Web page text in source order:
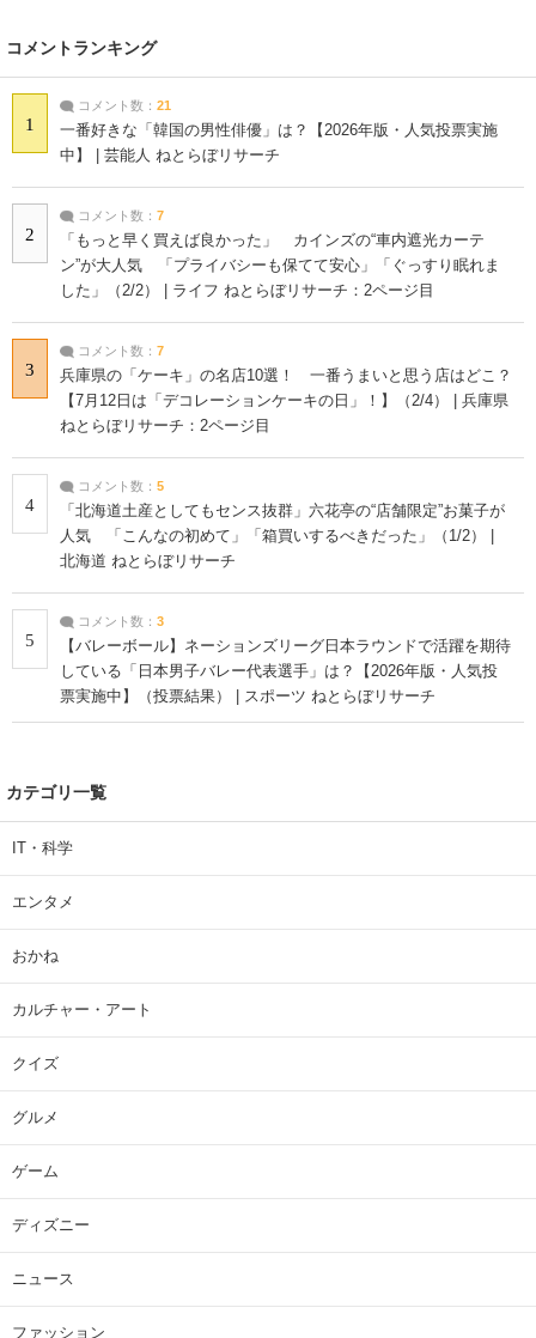
コメントランキング
1
コメント数： 21
一番好きな「韓国の男性俳優」は？【2026年版・人気投票実施
中】 | 芸能人 ねとらぼリサーチ
2
コメント数： 7
「もっと早く買えば良かった」 カインズの“車内遮光カーテ
ン”が大人気 「プライバシーも保てて安心」「ぐっすり眠れま
した」（2/2） | ライフ ねとらぼリサーチ：2ページ目
3
コメント数： 7
兵庫県の「ケーキ」の名店10選！ 一番うまいと思う店はどこ？
【7月12日は「デコレーションケーキの日」！】（2/4） | 兵庫県
ねとらぼリサーチ：2ページ目
4
コメント数： 5
「北海道土産としてもセンス抜群」六花亭の“店舗限定”お菓子が
人気 「こんなの初めて」「箱買いするべきだった」（1/2） |
北海道 ねとらぼリサーチ
5
コメント数： 3
【バレーボール】ネーションズリーグ日本ラウンドで活躍を期待
している「日本男子バレー代表選手」は？【2026年版・人気投
票実施中】（投票結果） | スポーツ ねとらぼリサーチ
カテゴリ一覧
IT・科学
エンタメ
おかね
カルチャー・アート
クイズ
グルメ
ゲーム
ディズニー
ニュース
ファッション